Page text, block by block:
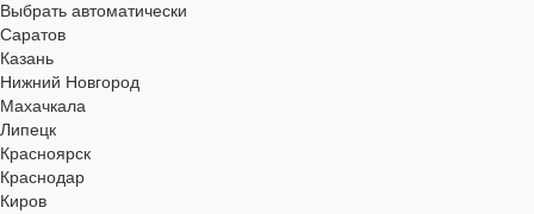
Выбрать автоматически
Саратов
Казань
Нижний Новгород
Махачкала
Липецк
Красноярск
Краснодар
Киров